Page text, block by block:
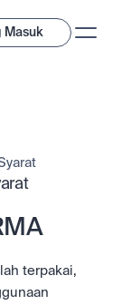
Masuk
portfolio.
satu aplikasi.
tinggi.
terpakai,